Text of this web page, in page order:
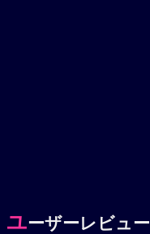
ユーザーレビュー